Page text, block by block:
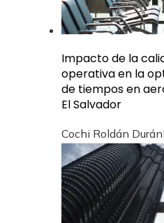
Impacto de la
operativa en la
de tiempos en
El Salvador
Cochi Roldán Durán